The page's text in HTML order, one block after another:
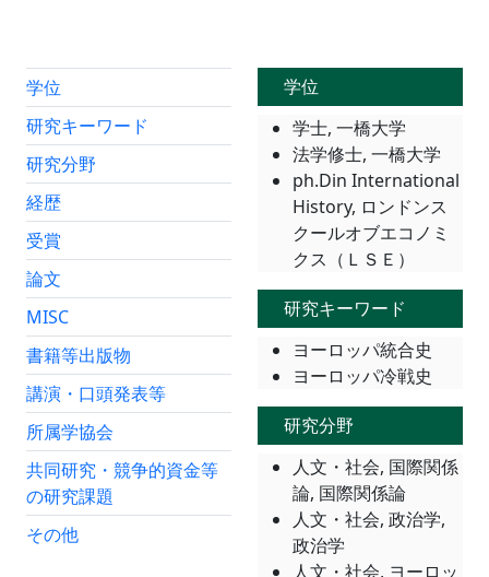
学位
研究キーワード
研究分野
経歴
受賞
論文
MISC
書籍等出版物
講演・口頭発表等
所属学協会
共同研究・競争的資金等
の研究課題
その他
学位
学士, 一橋大学
法学修士, 一橋大学
ph.Din International
History, ロンドンス
クールオブエコノミ
クス（ＬＳＥ）
研究キーワード
ヨーロッパ統合史
ヨーロッパ冷戦史
研究分野
人文・社会, 国際関係
論, 国際関係論
人文・社会, 政治学,
政治学
人文・社会, ヨーロッ